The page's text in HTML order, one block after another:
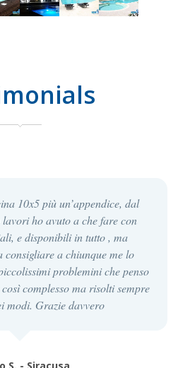
10x5 più un’appendice, dal
ho avuto a che fare con
e disponibili in tutto , ma
consigliare a chiunque me lo
problemini che penso
complesso ma risolti sempre
modi. Grazie davvero
S. - Siracusa